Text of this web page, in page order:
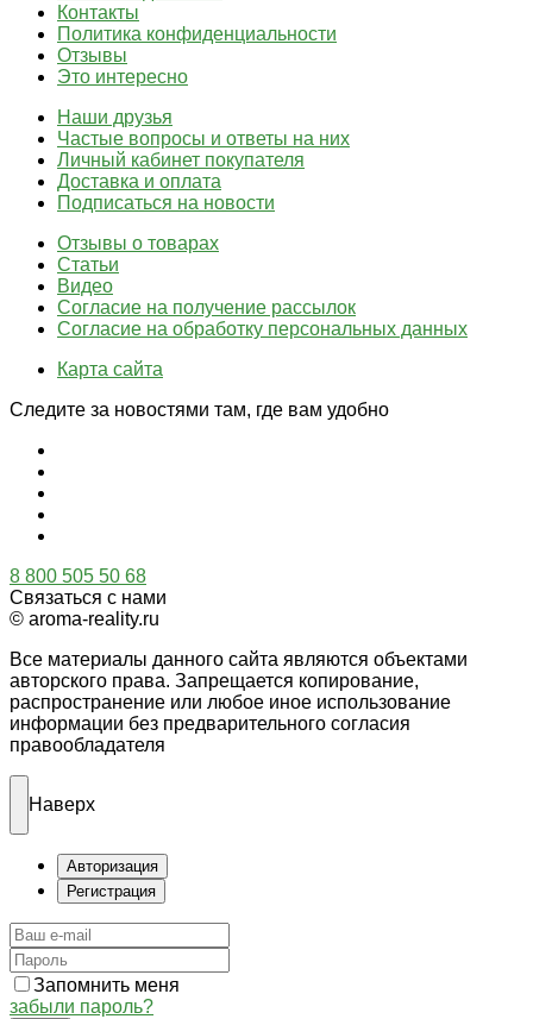
Контакты
Политика конфиденциальности
Отзывы
Это интересно
Наши друзья
Частые вопросы и ответы на них
Личный кабинет покупателя
Доставка и оплата
Подписаться на новости
Отзывы о товарах
Статьи
Видео
Согласие на получение рассылок
Согласие на обработку персональных данных
Карта сайта
Следите за новостями там, где вам удобно
8 800 505 50 68
Связаться с нами
© aroma-reality.ru
Все материалы данного сайта являются объектами
авторского права. Запрещается копирование,
распространение или любое иное использование
информации без предварительного согласия
правообладателя
Наверх
Авторизация
Регистрация
Запомнить меня
забыли пароль?